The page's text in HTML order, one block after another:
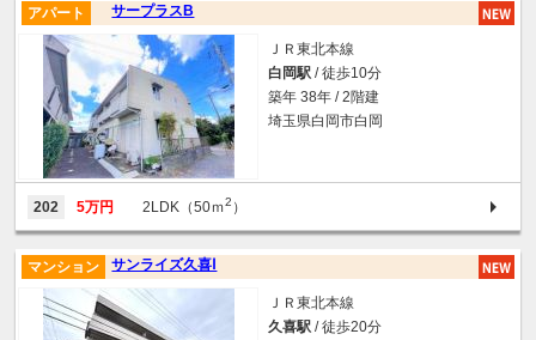
サープラスB
アパート
ＪＲ東北本線
白岡駅 / 徒歩10分
築年 38年 / 2階建
埼玉県白岡市白岡
202 5万円 2LDK（50ｍ2 ）
サンライズ久喜Ⅰ
マンション
ＪＲ東北本線
久喜駅 / 徒歩20分